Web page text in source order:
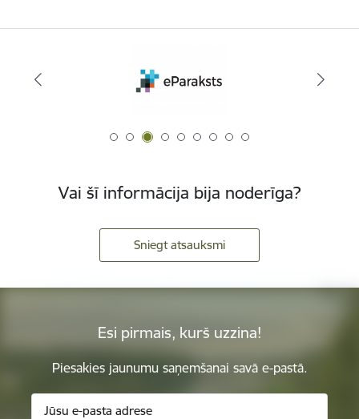
Vai šī informācija bija noderīga?
Sniegt atsauksmi
Esi pirmais, kurš uzzina!
Piesakies jaunumu saņemšanai savā e-pastā.